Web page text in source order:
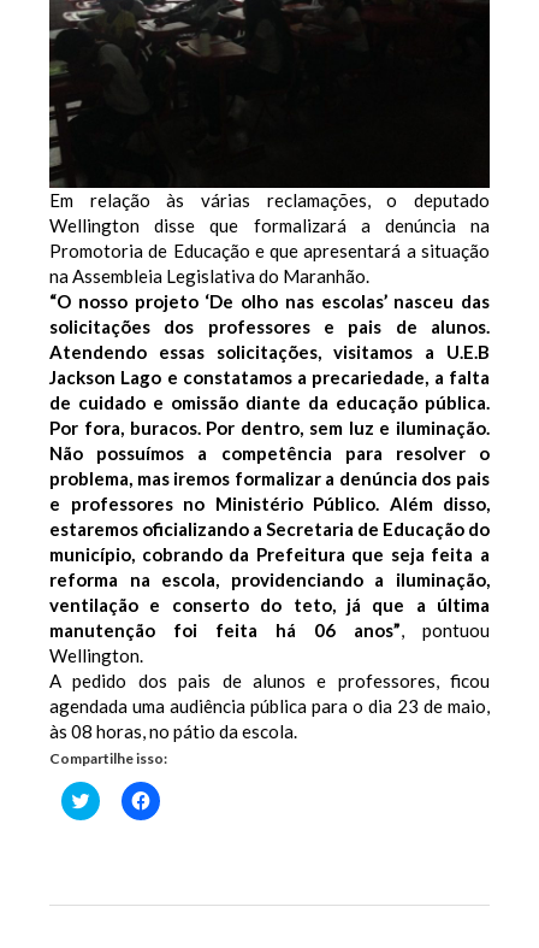
Em relação às várias reclamações, o deputado
Wellington disse que formalizará a denúncia na
Promotoria de Educação e que apresentará a situação
na Assembleia Legislativa do Maranhão.
“O nosso projeto ‘De olho nas escolas’ nasceu das
solicitações dos professores e pais de alunos.
Atendendo essas solicitações, visitamos a U.E.B
Jackson Lago e constatamos a precariedade, a falta
de cuidado e omissão diante da educação pública.
Por fora, buracos. Por dentro, sem luz e iluminação.
Não possuímos a competência para resolver o
problema, mas iremos formalizar a denúncia dos pais
e professores no Ministério Público. Além disso,
estaremos oficializando a Secretaria de Educação do
município, cobrando da Prefeitura que seja feita a
reforma na escola, providenciando a iluminação,
ventilação e conserto do teto, já que a última
manutenção foi feita há 06 anos”, pontuou
Wellington.
A pedido dos pais de alunos e professores, ficou
agendada uma audiência pública para o dia 23 de maio,
às 08 horas, no pátio da escola.
Compartilhe isso:
Clique
para
janela)
Clique
para
janela)